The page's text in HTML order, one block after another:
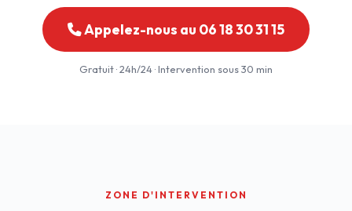
Appelez-nous au 06 18 30 31 15
Gratuit · 24h/24 · Intervention sous 30 min
ZONE D'INTERVENTION